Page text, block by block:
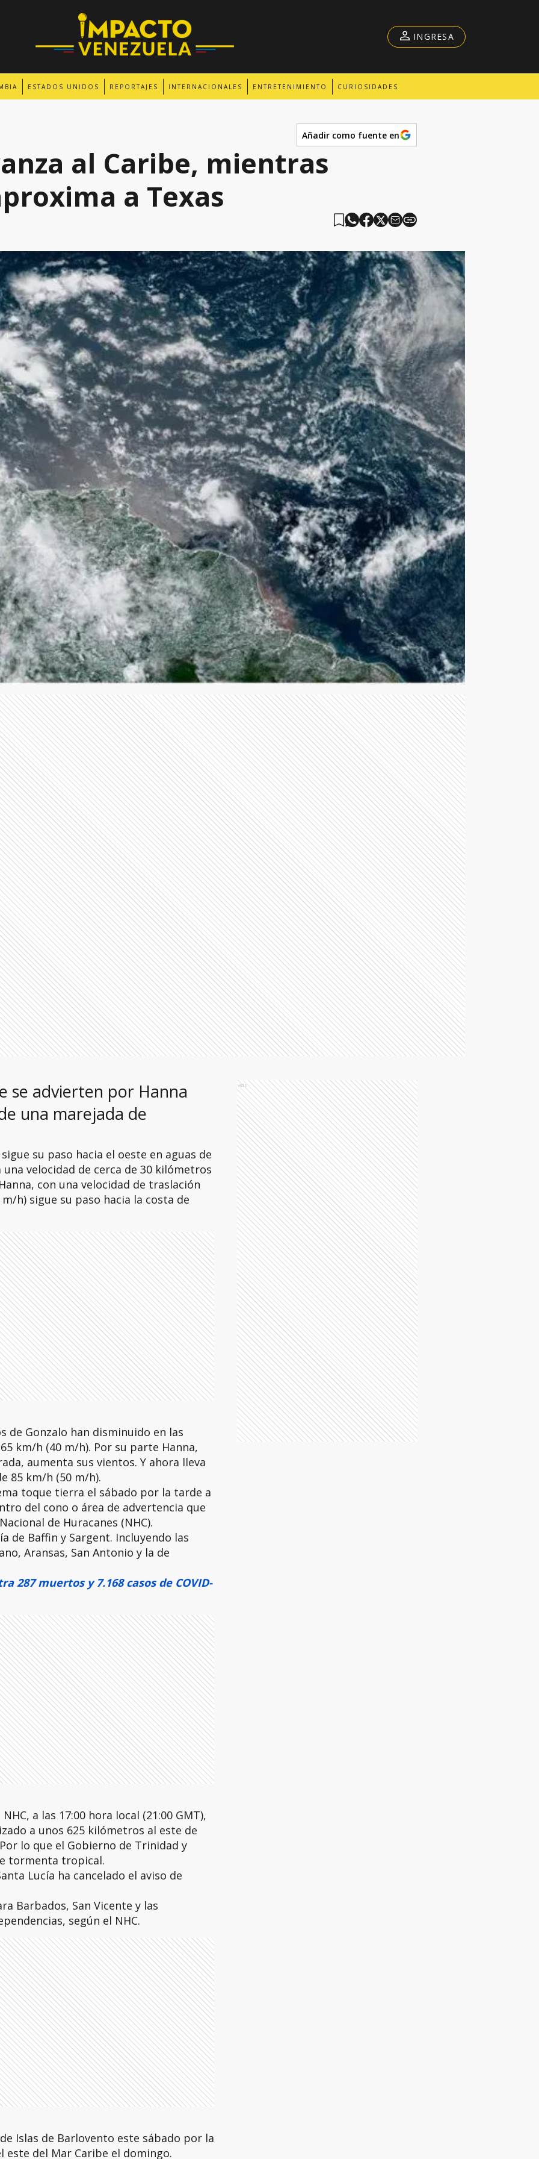
ESTADOS UNIDOS REPORTAJES INTERNACIONALES ENTRETENIMIENTO CURIOSIDADES
INGRESA
Añadir como fuente en
al Caribe, mientras
a Texas
se advierten por Hanna
una marejada de
su paso hacia el oeste en aguas de
velocidad de cerca de 30 kilómetros
con una velocidad de traslación
h) sigue su paso hacia la costa de
de Gonzalo han disminuido en las
km/h (40 m/h). Por su parte Hanna,
aumenta sus vientos. Y ahora lleva
85 km/h (50 m/h).
toque tierra el sábado por la tarde a
del cono o área de advertencia que
de Huracanes (NHC).
de Baffin y Sargent. Incluyendo las
Aransas, San Antonio y la de
287 muertos y 7.168 casos de COVID-
a las 17:00 hora local (21:00 GMT),
a unos 625 kilómetros al este de
lo que el Gobierno de Trinidad y
tormenta tropical.
Lucía ha cancelado el aviso de
Barbados, San Vicente y las
según el NHC.
Islas de Barlovento este sábado por la
del Mar Caribe el domingo.
Ads